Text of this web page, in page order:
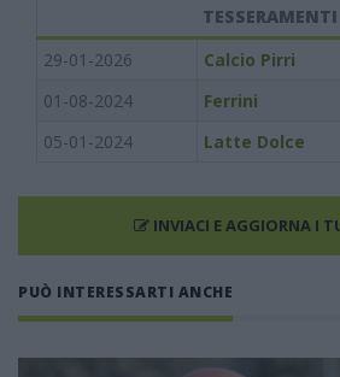
TESSERAMENTI
29-01-2026
Calcio Pirri
01-08-2024
Ferrini
05-01-2024
Latte Dolce
INVIACI E AGGIORNA I
PUÒ INTERESSARTI ANCHE